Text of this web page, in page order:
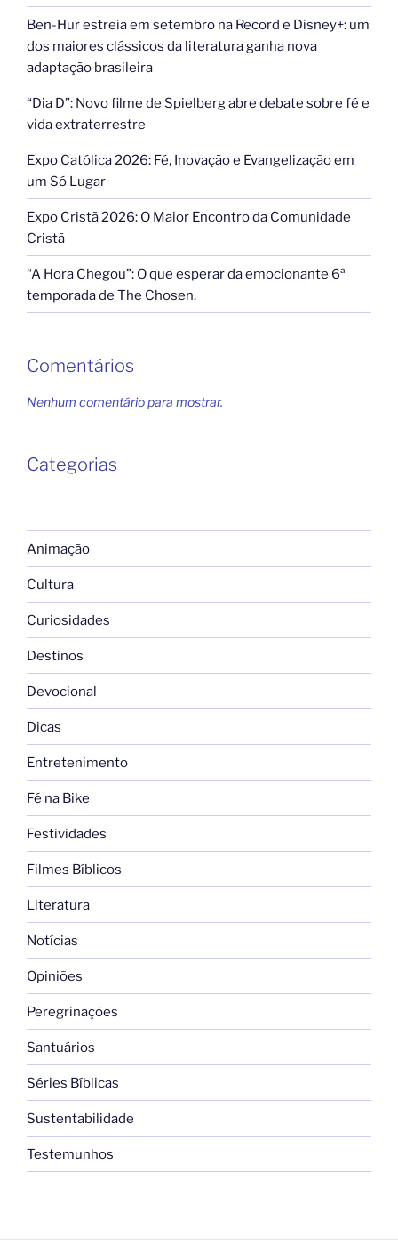
Ben-Hur estreia em setembro na Record e Disney+: um
dos maiores clássicos da literatura ganha nova
adaptação brasileira
“Dia D”: Novo filme de Spielberg abre debate sobre fé e
vida extraterrestre
Expo Católica 2026: Fé, Inovação e Evangelização em
um Só Lugar
Expo Cristã 2026: O Maior Encontro da Comunidade
Cristã
“A Hora Chegou”: O que esperar da emocionante 6ª
temporada de The Chosen.
Comentários
Nenhum comentário para mostrar.
Categorias
Animação
Cultura
Curiosidades
Destinos
Devocional
Dicas
Entretenimento
Fé na Bike
Festividades
Filmes Bíblicos
Literatura
Notícias
Opiniões
Peregrinações
Santuários
Séries Bíblicas
Sustentabilidade
Testemunhos